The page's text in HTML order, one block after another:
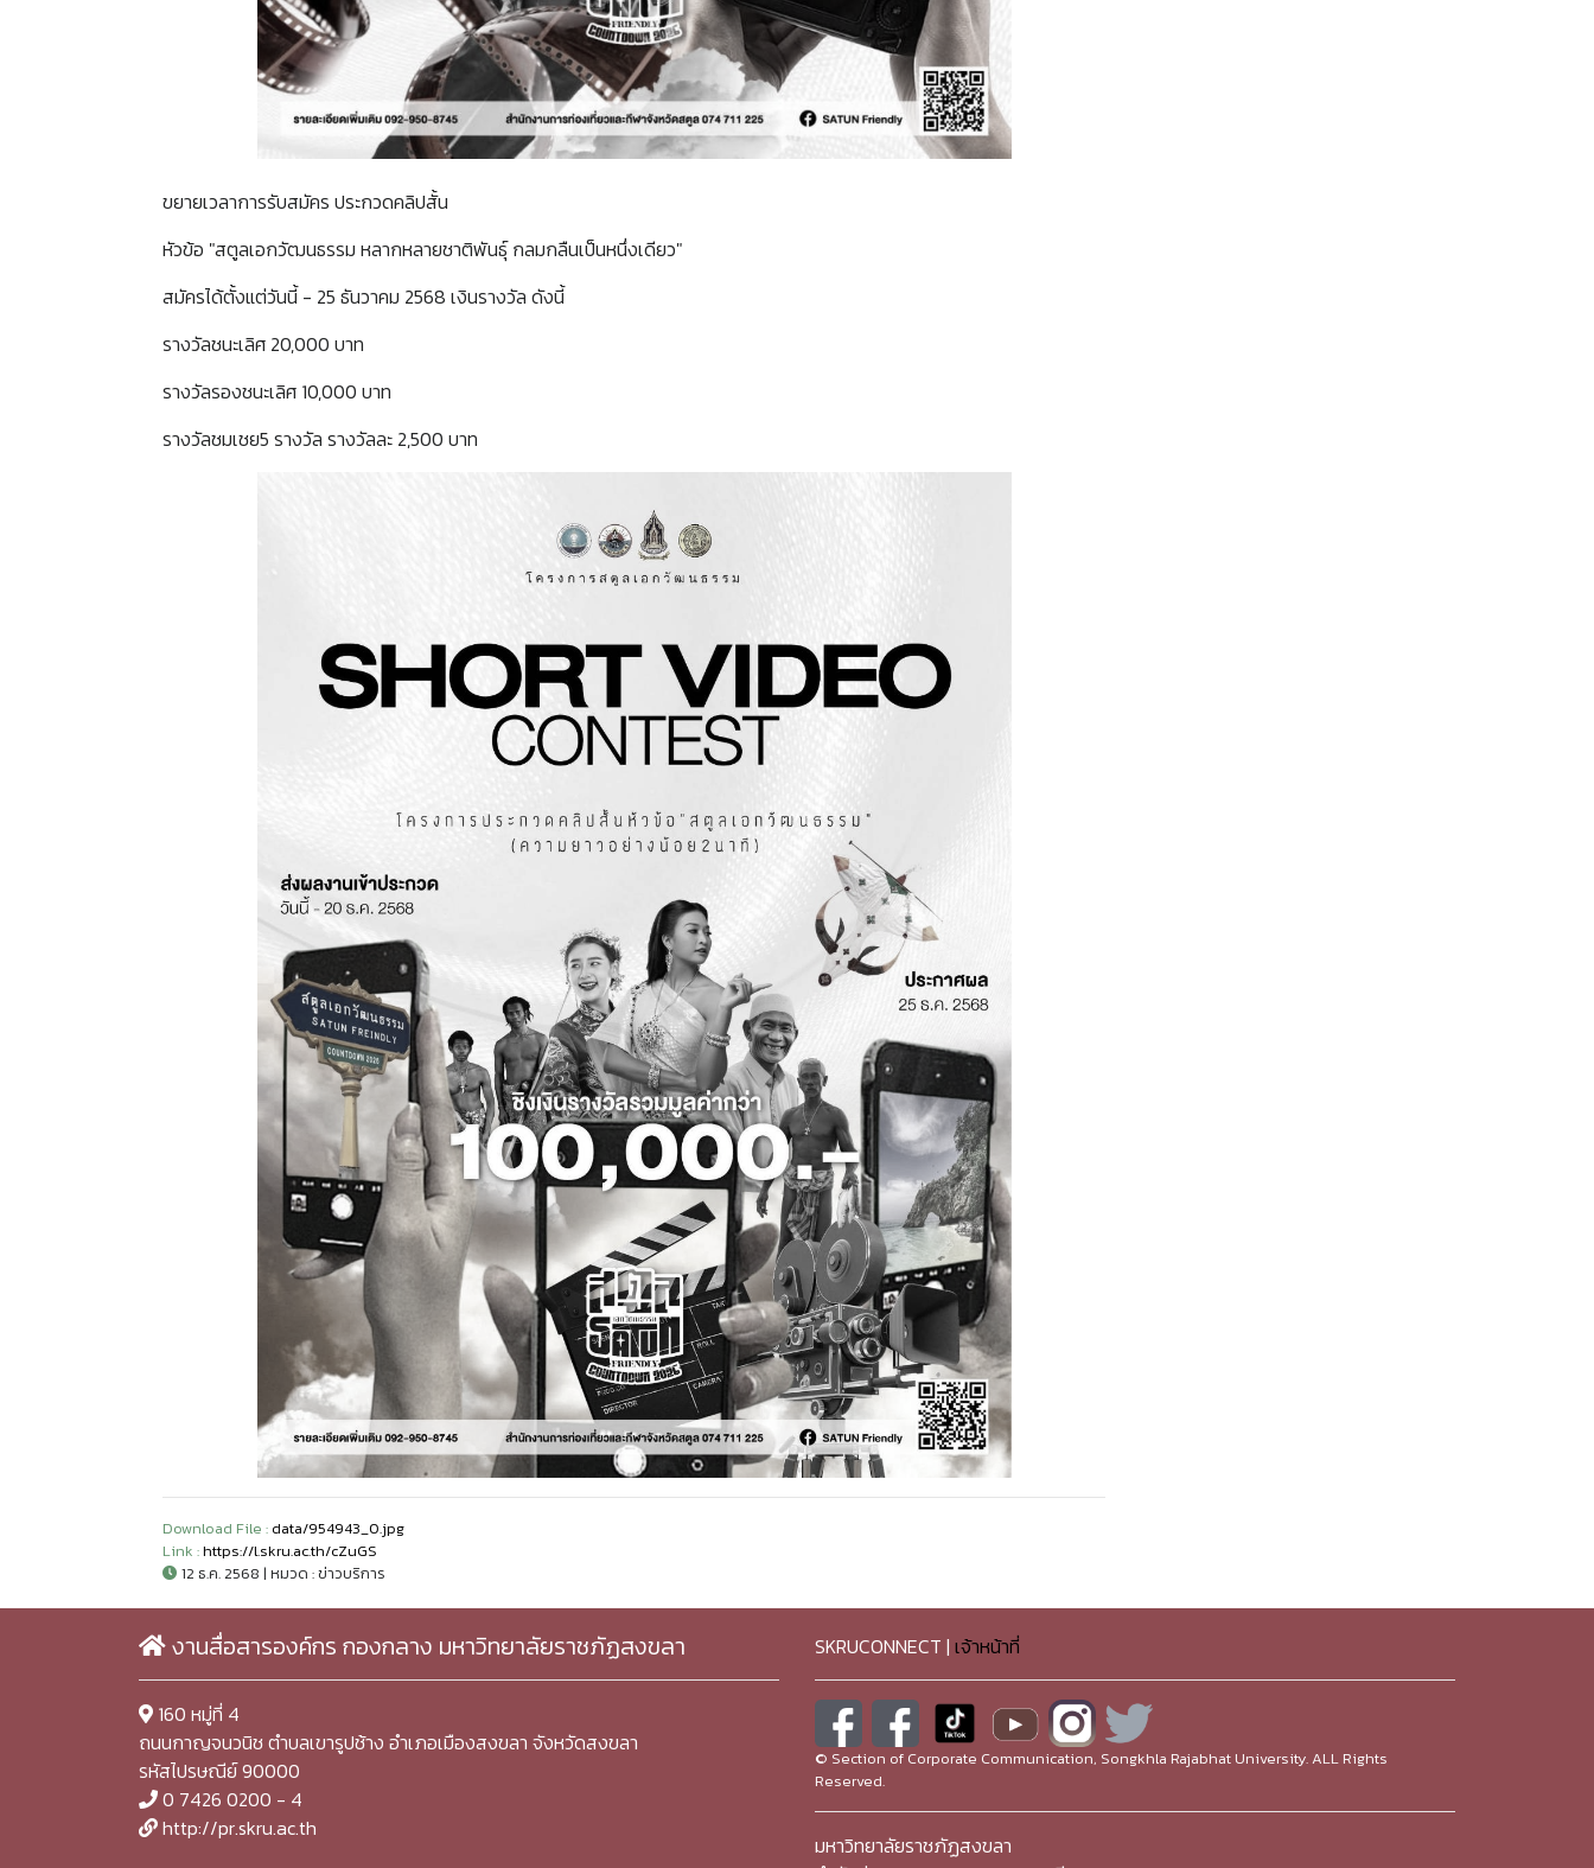
ขยายเวลาการรับสมัคร ประกวดคลิปสั้น
หัวข้อ "สตูลเอกวัฒนธรรม หลากหลายชาติพันธุ์ กลมกลืนเป็นหนึ่งเดียว"
สมัครได้ตั้งแต่วันนี้ - 25 ธันวาคม 2568 เงินรางวัล ดังนี้
รางวัลชนะเลิศ 20,000 บาท
รางวัลรองชนะเลิศ 10,000 บาท
รางวัลชมเชย5 รางวัล รางวัลละ 2,500 บาท
Download File : data/954943_0.jpg
Link :https://l.skru.ac.th/cZuGS
12 ธ.ค. 2568 | หมวด : ข่าวบริการ
งานสื่อสารองค์กร กองกลาง มหาวิทยาลัยราชภัฏสงขลา
160 หมู่ที่ 4
ถนนกาญจนวนิช ตำบลเขารูปช้าง อำเภอเมืองสงขลา จังหวัดสงขลา
รหัสไปรษณีย์ 90000
0 7426 0200 - 4
http://pr.skru.ac.th
SKRUCONNECT | เจ้าหน้าที่
© Section of Corporate Communication, Songkhla Rajabhat University. ALL Rights
Reserved.
มหาวิทยาลัยราชภัฏสงขลา